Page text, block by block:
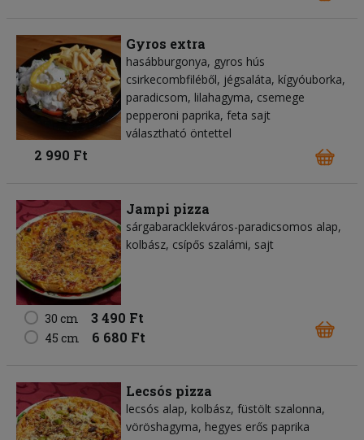
Gyros extra
hasábburgonya, gyros hús
csirkecombfiléből, jégsaláta, kígyóuborka,
paradicsom, lilahagyma, csemege
pepperoni paprika, feta sajt
választható öntettel
2 990 Ft
Jampi pizza
sárgabaracklekváros-paradicsomos alap,
kolbász, csípős szalámi, sajt
30 cm 3 490 Ft
45 cm 6 680 Ft
Lecsós pizza
lecsós alap, kolbász, füstölt szalonna,
vöröshagyma, hegyes erős paprika